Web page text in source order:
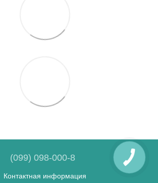
(099) 098-000-8
Контактная информация